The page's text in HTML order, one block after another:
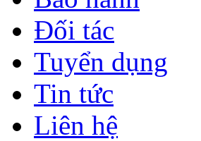
Đối tác
Tuyển dụng
Tin tức
Liên hệ